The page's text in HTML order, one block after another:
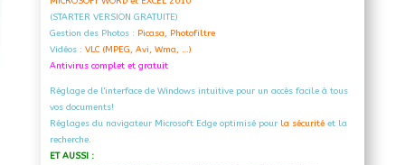
(STARTER VERSION GRATUITE)
Gestion des Photos : Picasa, Photofiltre
Vidéos : VLC (MPEG, Avi, Wma, …)
Antivirus complet et gratuit
Réglage de l'interface de Windows intuitive pour un accès facile à tous
vos documents!
Réglages du navigateur Microsoft Edge optimisé pour la sécurité et la
recherche.
ET AUSSI :